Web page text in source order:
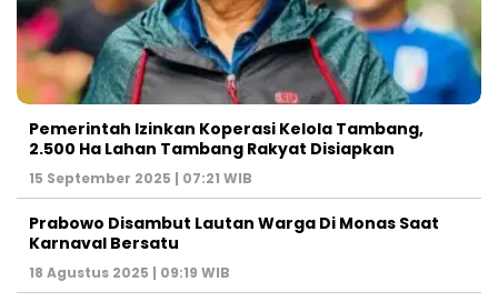
Pemerintah Izinkan Koperasi Kelola Tambang,
2.500 Ha Lahan Tambang Rakyat Disiapkan
15 September 2025 | 07:21 WIB
Prabowo Disambut Lautan Warga Di Monas Saat
Karnaval Bersatu
18 Agustus 2025 | 09:19 WIB